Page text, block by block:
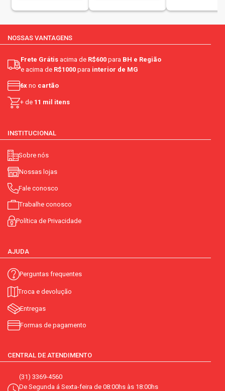
NOSSAS VANTAGENS
Frete Grátis acima de R$600 para BH e Região
e acima de R$1000 para interior de MG
6x no cartão
+ de 11 mil itens
INSTITUCIONAL
Sobre nós
Nossas lojas
Fale conosco
Trabalhe conosco
Política de Privacidade
AJUDA
Perguntas frequentes
Troca e devolução
Entregas
Formas de pagamento
CENTRAL DE ATENDIMENTO
(31) 3369-4560
De Segunda á Sexta-feira de 08:00hs às 18:00hs